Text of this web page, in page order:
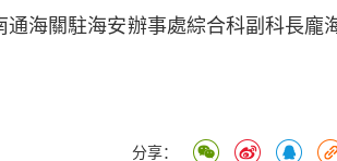
海關駐海安辦事處綜合科副科長龐
分享：